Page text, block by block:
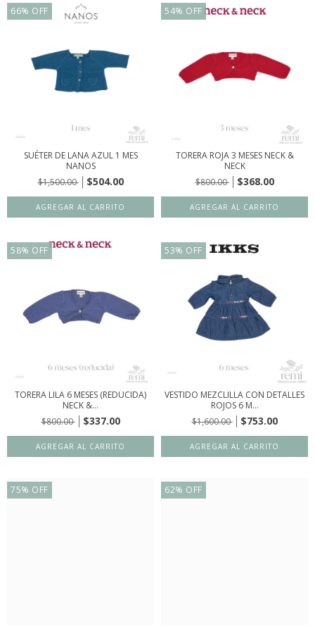
66% OFF
SUÉTER DE LANA AZUL 1 MES
NANOS
$1,500.00
$504.00
54% OFF
TORERA ROJA 3 MESES NECK &
NECK
$800.00
$368.00
58% OFF
TORERA LILA 6 MESES (REDUCIDA)
NECK &...
$800.00
$337.00
53% OFF
VESTIDO MEZCLILLA CON DETALLES
ROJOS 6 M...
$1,600.00
$753.00
75% OFF 62% OFF